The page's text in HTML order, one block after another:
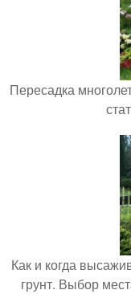
Пересадка
Как и когда
грунт. Выбор